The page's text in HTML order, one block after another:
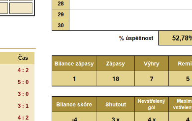
Čas
4 : 2
5 : 0
3 : 0
3 : 1
4 : 2